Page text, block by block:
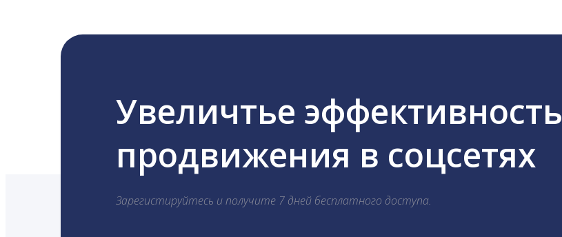
Увеличтье эффективность
продвижения в соцсетях
Зарегистируйтесь и получите 7 дней бесплатного доступа.